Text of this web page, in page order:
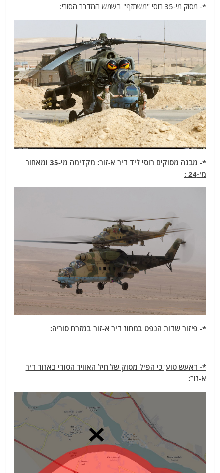
*- מסוק מי-35 רוסי "משתזף" בשמש המדבר הסורי:
*- מבנה מסוקים רוסי ליד דיר א-זור: מקדימה מי-35 ומאחור
מי-24 :
*- פיזור שדות הנפט במחוז דיר א-זור במזרח סוריה:
*- דאעש טוען כי הפיל מסוק של חיל האוויר הסורי באזור דיר
א-זור: